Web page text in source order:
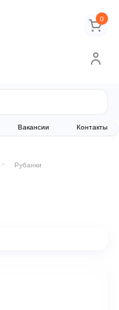
0
Вакансии Контакты
Рубанки